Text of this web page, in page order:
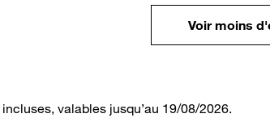
Voir moins
incluses, valables jusqu’au 19/08/2026.